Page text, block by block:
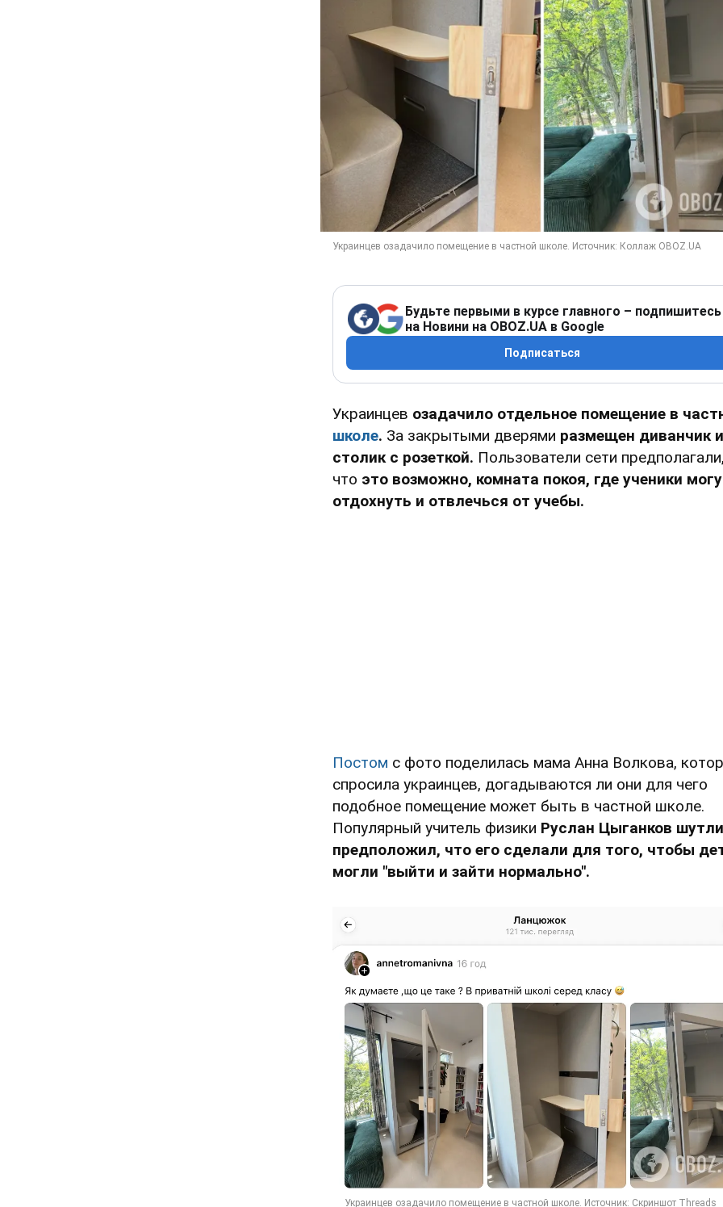
Будьте первыми в курсе главного – подпишитесь
на Новини на OBOZ.UA в Google
Подписаться
Украинцев озадачило отдельное помещение в
школе. За закрытыми дверями размещен диванчик и
столик с розеткой. Пользователи сети предполагали,
что это возможно, комната покоя, где ученики
отдохнуть и отвлечься от учебы.
Постом с фото поделилась мама Анна Волкова,
спросила украинцев, догадываются ли они для чего
подобное помещение может быть в частной школе.
Популярный учитель физики Руслан Цыганков
предположил, что его сделали для того, чтобы
могли "выйти и зайти нормально".